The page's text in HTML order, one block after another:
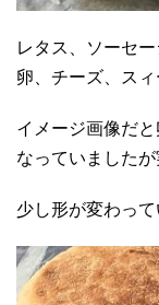
レタス、ソーセー
卵、チーズ、スィ
イメージ画像だと
なっていました
少し形が変わって